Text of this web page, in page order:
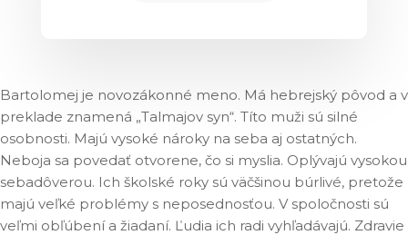
Bartolomej je novozákonné meno. Má hebrejský pôvod a v
preklade znamená „Talmajov syn“. Títo muži sú silné
osobnosti. Majú vysoké nároky na seba aj ostatných.
Neboja sa povedať otvorene, čo si myslia. Oplývajú vysokou
sebadôverou. Ich školské roky sú väčšinou búrlivé, pretože
majú veľké problémy s neposednosťou. V spoločnosti sú
veľmi obľúbení a žiadaní. Ľudia ich radi vyhľadávajú. Zdravie